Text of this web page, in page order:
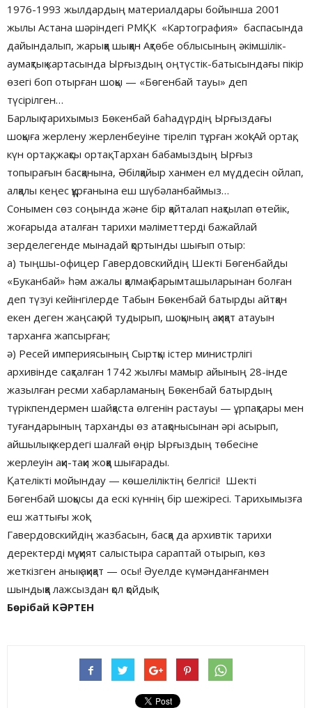
1976-1993 жылдардың материалдары бойынша 2001
жылы Астана шәріндегі РМҚК «Картография» баспасында
дайындалып, жарыққа шыққан Ақтөбе облысының әкімшілік-
аумақтық картасында Ырғыздың оңтүстік-батысындағы пікір
өзегі боп отырған шоқы — «Бөгенбай тауы» деп
түсірілген…
Барлық тарихымыз Бөкенбай баһадүрдің Ырғыздағы
шоқыға жерлену жерленбеуіне тіреліп тұрған жоқ! Ай ортақ,
күн ортақ, жақсы ортақ. Тархан бабамыздың Ырғыз
топырағын басқанына, Әбілқайыр ханмен ел мүддесін ойлап,
алқалы кеңес құрғанына еш шүбәланбаймыз…
Сонымен сөз соңында және бір қайталап нақтылап өтейік,
жоғарыда аталған тарихи мәліметтерді бажайлай
зерделегенде мынадай қортынды шығып отыр:
а) тыңшы-офицер Гавердовскийдің Шекті Бөгенбайды
«Буканбай» һәм ажалы қалмақ барымташыларынан болған
деп түзуі кейінгілерде Табын Бөкенбай батырды айтқан
екен деген жаңсақ ой тудырып, шоқының ақиқат атауын
тарханға жапсырған;
ә) Ресей империясының Сыртқы істер министрлігі
архивінде сақталған 1742 жылғы мамыр айының 28-інде
жазылған ресми хабарламаның Бөкенбай батырдың
түрікпендермен шайқаста өлгенін растауы — ұрпақтары мен
туғандарының тарханды өз атақонысынан әрі асырып,
айшылық жердегі шалғай өңір Ырғыздың төбесіне
жерлеуін ақи-тақи жоққа шығарады.
Қателікті мойындау — көшеліліктің белгісі! Шекті
Бөгенбай шоқысы да ескі күннің бір шежіресі. Тарихымызға
еш жаттығы жоқ!
Гавердовскийдің жазбасын, басқа да архивтік тарихи
деректерді мұқият салыстыра сараптай отырып, көз
жеткізген анық ақиқат — осы! Әуелде күмәнданғанмен
шындыққа лажсыздан қол қойдық!
Бөрібай КӘРТЕН